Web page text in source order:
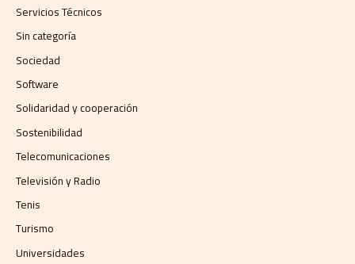
Servicios Técnicos
Sin categoría
Sociedad
Software
Solidaridad y cooperación
Sostenibilidad
Telecomunicaciones
Televisión y Radio
Tenis
Turismo
Universidades